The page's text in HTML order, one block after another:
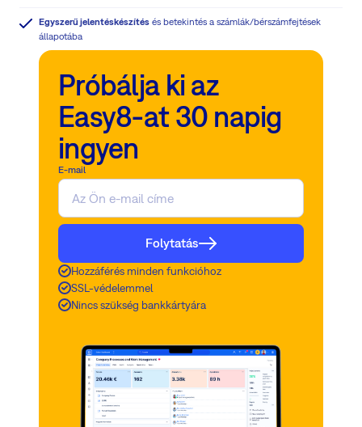
Egyszerű jelentéskészítés és betekintés a számlák/bérszámfejtések
állapotába
Próbálja ki az
Easy8-at 30 napig
ingyen
E-mail
Folytatás
Hozzáférés minden funkcióhoz
SSL-védelemmel
Nincs szükség bankkártyára